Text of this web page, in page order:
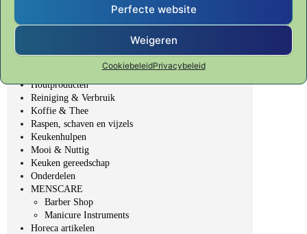
Perfecte website
Weigeren
CookiebeleidPrivacybeleid
Fondue, BBQ & Gourmet
Bar, Wijn & Noten
Elektrische producten
Houtproducten
Reiniging & Verbruik
Koffie & Thee
Raspen, schaven en vijzels
Keukenhulpen
Mooi & Nuttig
Keuken gereedschap
Onderdelen
MENSCARE
Barber Shop
Manicure Instruments
Horeca artikelen